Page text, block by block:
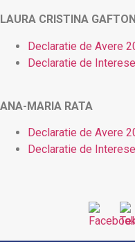
LAURA CRISTINA GAFTON
Declaratie de Avere
Declaratie de
ANA-MARIA RATA
Declaratie de Avere
Declaratie de